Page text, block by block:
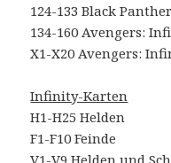
124-133 Black Panther
134-160 Avengers:
X1-X20 Avengers:
Infinity-Karten
H1-H25 Helden
F1-F10 Feinde